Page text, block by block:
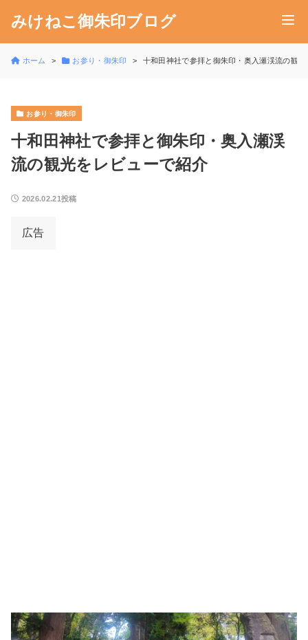
みけねこ御朱印ブログ
ホーム お参り・御朱印 十和田神社で参拝と御朱印・奥入瀬渓流の観
お参り・御朱印
十和田神社で参拝と御朱印・奥入瀬渓
流の観光をレビューで紹介
2026.02.21投稿
広告